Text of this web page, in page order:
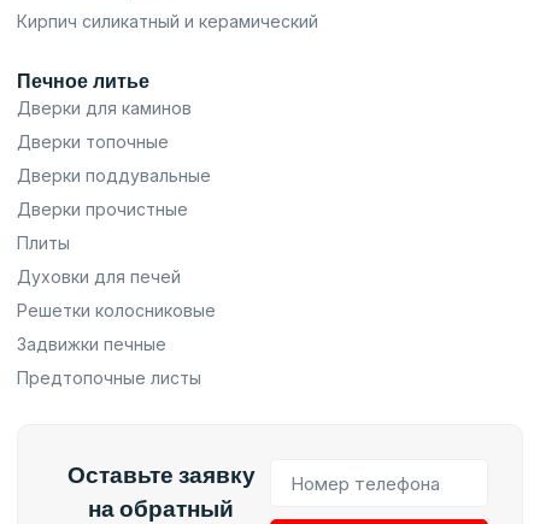
Кирпич силикатный и керамический
Печное литье
Дверки для каминов
Дверки топочные
Дверки поддувальные
Дверки прочистные
Плиты
Духовки для печей
Решетки колосниковые
Задвижки печные
Предтопочные листы
Оставьте заявку
на обратный